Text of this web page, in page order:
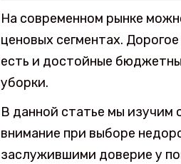
На современном рынке
ценовых сегментах.
есть и достойные
уборки.
В данной статье мы изучим
внимание при выборе
заслужившими доверие у